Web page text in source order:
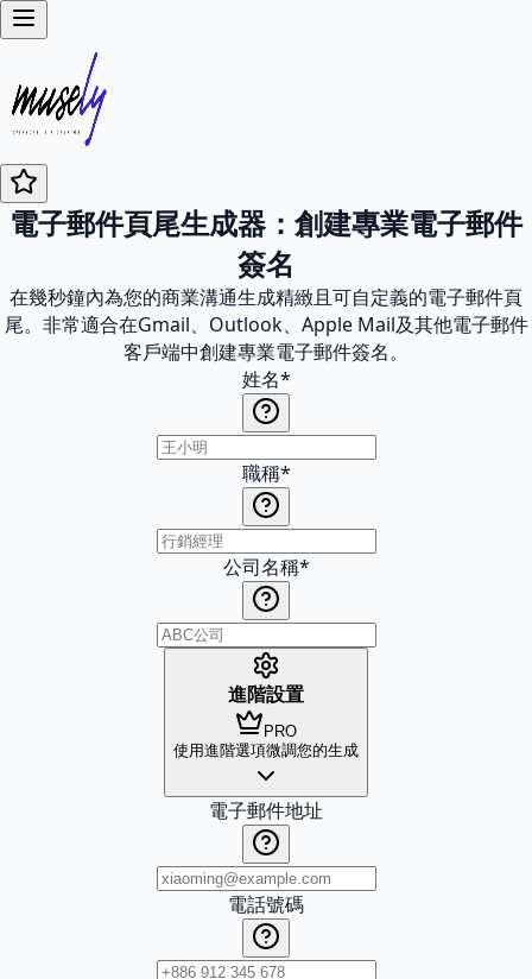
電子郵件頁尾生成器：創建專業電子郵件
簽名
在幾秒鐘內為您的商業溝通生成精緻且可自定義的電子郵件頁
尾。非常適合在Gmail、Outlook、Apple Mail及其他電子郵件
客戶端中創建專業電子郵件簽名。
姓名*
職稱*
公司名稱*
進階設置
PRO
使用進階選項微調您的生成
電子郵件地址
電話號碼